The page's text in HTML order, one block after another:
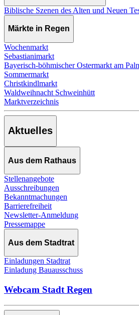
Biblische Szenen des Alten und Neuen
Märkte in Regen
Wochenmarkt
Sebastianimarkt
Bayerisch-böhmischer Ostermarkt am
Sommermarkt
Christkindlmarkt
Waldweihnacht Schweinhütt
Marktverzeichnis
Aktuelles
Aus dem Rathaus
Stellenangebote
Ausschreibungen
Bekanntmachungen
Barrierefreiheit
Newsletter-Anmeldung
Pressemappe
Aus dem Stadtrat
Einladungen Stadtrat
Einladung Bauausschuss
Webcam Stadt Regen